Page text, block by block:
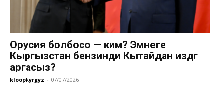
Орусия болбосо — ким? Эмнеге
Кыргызстан бензинди Кытайдан издөөгө
аргасыз?
kloopkyrgyz - 07/07/2026